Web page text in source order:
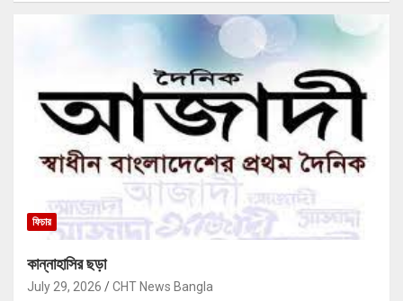
ফিচার
কান্নাহাসির ছড়া
July 29, 2026 CHT News Bangla